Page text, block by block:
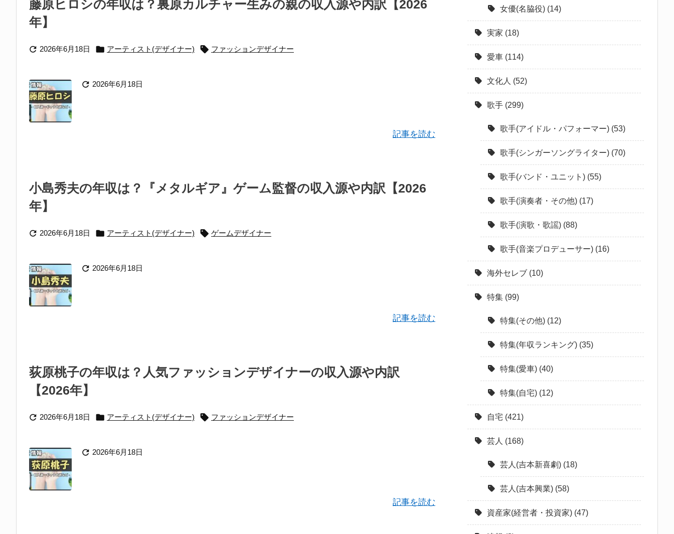
藤原ヒロシの年収は？裏原カルチャー生みの親の収入源や内訳【2026
年】
 2026年6月18日  アーティスト(デザイナー)  ファッションデザイナー
 2026年6月18日
記事を読む
小島秀夫の年収は？『メタルギア』ゲーム監督の収入源や内訳【2026
年】
 2026年6月18日  アーティスト(デザイナー)  ゲームデザイナー
 2026年6月18日
記事を読む
荻原桃子の年収は？人気ファッションデザイナーの収入源や内訳
【2026年】
 2026年6月18日  アーティスト(デザイナー)  ファッションデザイナー
 2026年6月18日
記事を読む
女優(名脇役) (14)
実家 (18)
愛車 (114)
文化人 (52)
歌手 (299)
歌手(アイドル・パフォーマー) (53)
歌手(シンガーソングライター) (70)
歌手(バンド・ユニット) (55)
歌手(演奏者・その他) (17)
歌手(演歌・歌謡) (88)
歌手(音楽プロデューサー) (16)
海外セレブ (10)
特集 (99)
特集(その他) (12)
特集(年収ランキング) (35)
特集(愛車) (40)
特集(自宅) (12)
自宅 (421)
芸人 (168)
芸人(吉本新喜劇) (18)
芸人(吉本興業) (58)
資産家(経営者・投資家) (47)